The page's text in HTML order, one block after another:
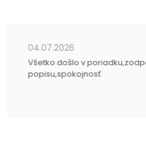
04.07.2026
Všetko došlo v
popisu,spokojnosť